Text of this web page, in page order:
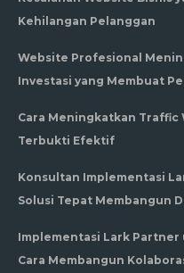
Kehilangan Pelanggan
Website Profesional
Investasi yang Membuat
Cara Meningkatkan Traffic
Terbukti Efektif
Konsultan Implementasi
Solusi Tepat Membangun
Implementasi Lark
Cara Membangun